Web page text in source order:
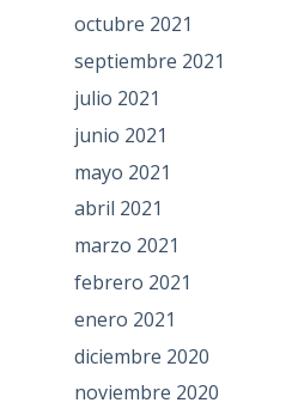
octubre 2021
septiembre 2021
julio 2021
junio 2021
mayo 2021
abril 2021
marzo 2021
febrero 2021
enero 2021
diciembre 2020
noviembre 2020